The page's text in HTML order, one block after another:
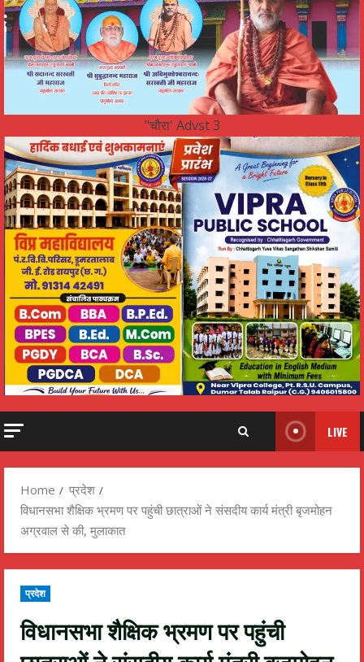
"चौरा' Advst 3
LIVE
Home
प्रदेश
विधानसभा शैक्षिक भ्रमण पर पहुंची छात्राओं ने संसदीय कार्य मंत्री बृजमोहन
अग्रवाल से की, मुलाकात
प्रदेश
विधानसभा शैक्षिक भ्रमण पर पहुंची